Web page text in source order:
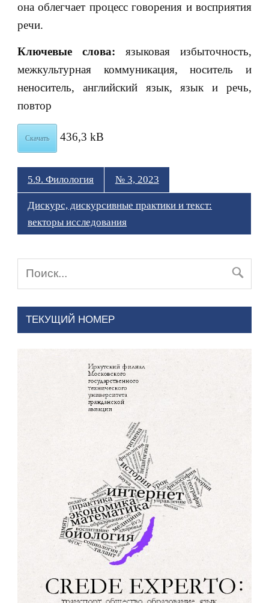
она облегчает процесс говорения и восприятия
речи.
Ключевые слова:языковая избыточность,
межкультурная коммуникация, носитель и
неноситель, английский язык, язык и речь,
повтор
Скачать 436,3 kB
5.9. Филология № 3, 2023
Дискурс, дискурсивные практики и текст:
векторы исследования
ТЕКУЩИЙ НОМЕР